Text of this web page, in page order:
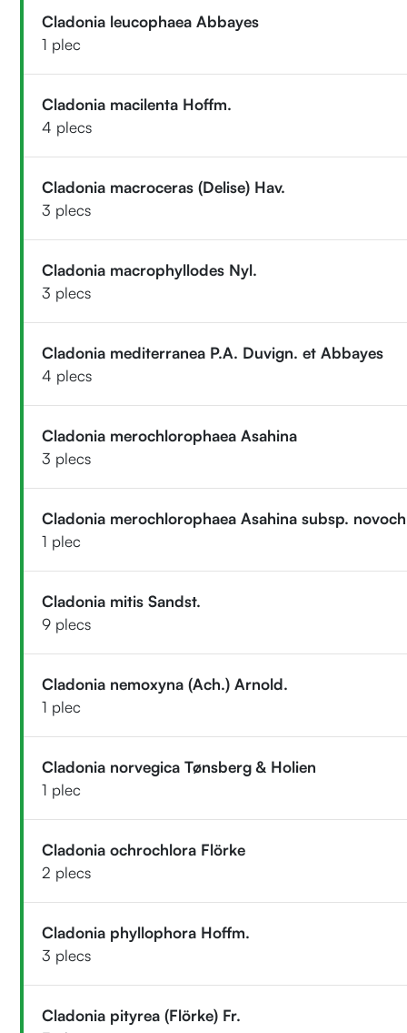
Cladonia leucophaea Abbayes
1 plec
Cladonia macilenta Hoffm.
4 plecs
Cladonia macroceras (Delise) Hav.
3 plecs
Cladonia macrophyllodes Nyl.
3 plecs
Cladonia mediterranea P.A. Duvign. et Abbayes
4 plecs
Cladonia merochlorophaea Asahina
3 plecs
Cladonia merochlorophaea Asahina subsp.
1 plec
Cladonia mitis Sandst.
9 plecs
Cladonia nemoxyna (Ach.) Arnold.
1 plec
Cladonia norvegica Tønsberg & Holien
1 plec
Cladonia ochrochlora Flörke
2 plecs
Cladonia phyllophora Hoffm.
3 plecs
Cladonia pityrea (Flörke) Fr.